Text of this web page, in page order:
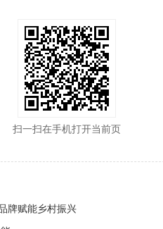
扫一扫在手机打开当前页
牌赋能乡村振兴